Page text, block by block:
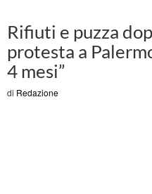
Rifiuti e puzza
protesta a
4 mesi”
di Redazione